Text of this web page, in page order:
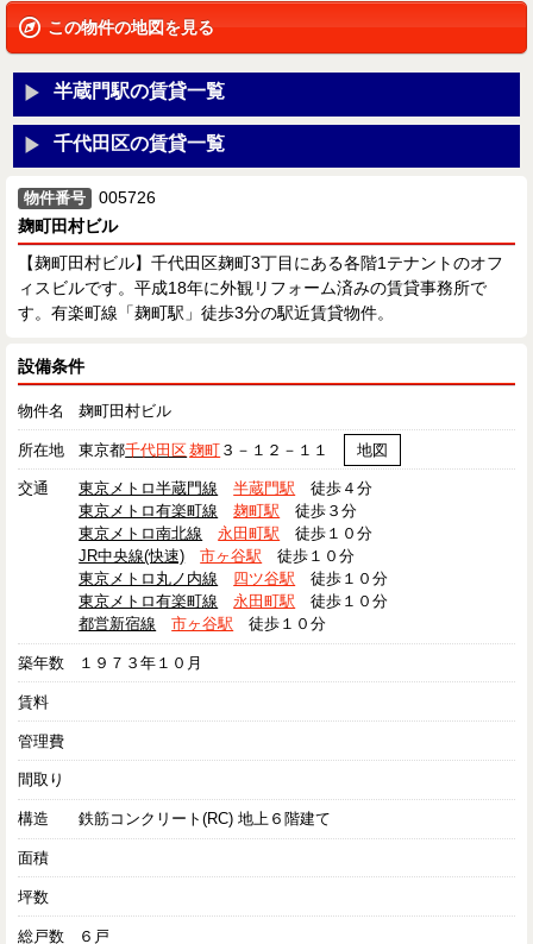
この物件の地図を見る
半蔵門駅の賃貸一覧
千代田区の賃貸一覧
物件番号
005726
麹町田村ビル
【麹町田村ビル】千代田区麹町3丁目にある各階1テナントのオフ
ィスビルです。平成18年に外観リフォーム済みの賃貸事務所で
す。有楽町線「麹町駅」徒歩3分の駅近賃貸物件。
設備条件
物件名 麹町田村ビル
所在地 東京都千代田区麹町 ３－１２－１１ 地図
交通 東京メトロ半蔵門線 半蔵門駅 徒歩４分
東京メトロ有楽町線
麹町駅 徒歩３分
東京メトロ南北線
永田町駅 徒歩１０分
JR中央線(快速)
市ヶ谷駅 徒歩１０分
東京メトロ丸ノ内線
四ツ谷駅 徒歩１０分
東京メトロ有楽町線
永田町駅 徒歩１０分
都営新宿線
市ヶ谷駅 徒歩１０分
築年数 １９７３年１０月
賃料
管理費
間取り
構造 鉄筋コンクリート(RC) 地上６階建て
面積
坪数
総戸数 ６戸